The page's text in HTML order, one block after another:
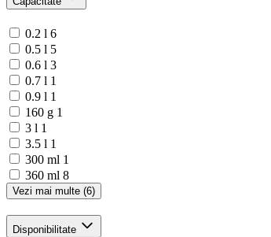
0.2 l 6
0.5 l 5
0.6 l 3
0.7 l 1
0.9 l 1
160 g 1
3 l 1
3.5 l 1
300 ml 1
360 ml 8
Vezi mai multe (6)
Disponibilitate